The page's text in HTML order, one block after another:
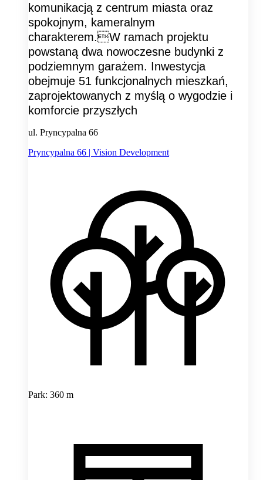
komunikacją z centrum miasta oraz
spokojnym, kameralnym
charakterem.W ramach projektu
powstaną dwa nowoczesne budynki z
podziemnym garażem. Inwestycja
obejmuje 51 funkcjonalnych mieszkań,
zaprojektowanych z myślą o wygodzie i
komforcie przyszłych
ul. Pryncypalna 66
Pryncypalna 66 | Vision Development
Park: 360 m